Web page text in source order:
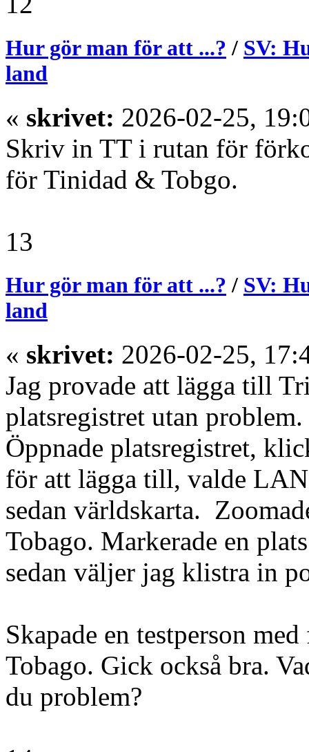
Hur gör man för att ...? / SV:
land
« skrivet: 2026-02-25,
Skriv in TT i rutan för
för Tinidad & Tobgo.
13
Hur gör man för att ...? / SV:
land
« skrivet: 2026-02-25,
Jag provade att lägga till
platsregistret utan
Öppnade platsregistret,
för att lägga till, valde
sedan världskarta.
Tobago. Markerade en
sedan väljer jag klistra in
Skapade en testperson
Tobago. Gick också bra.
du problem?